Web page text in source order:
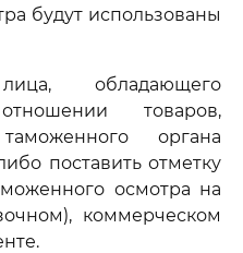
будут использованы
обладающего
товаров,
органа
поставить отметку
осмотра на
коммерческом